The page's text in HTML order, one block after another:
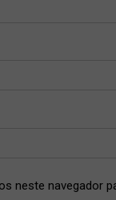
neste navegador